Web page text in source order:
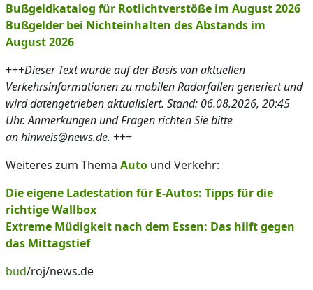
Bußgeldkatalog für Rotlichtverstöße im August 2026
Bußgelder bei Nichteinhalten des Abstands im
August 2026
+++Dieser Text wurde auf der Basis von aktuellen
Verkehrsinformationen zu mobilen Radarfallen generiert und
wird datengetrieben aktualisiert. Stand: 06.08.2026, 20:45
Uhr. Anmerkungen und Fragen richten Sie bitte
an hinweis@news.de. +++
Weiteres zum Thema Auto und Verkehr:
Die eigene Ladestation für E-Autos: Tipps für die
richtige Wallbox
Extreme Müdigkeit nach dem Essen: Das hilft gegen
das Mittagstief
bud/roj/news.de